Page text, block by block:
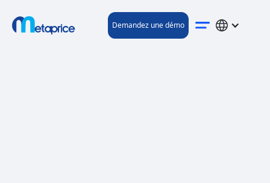
Demandez une démo